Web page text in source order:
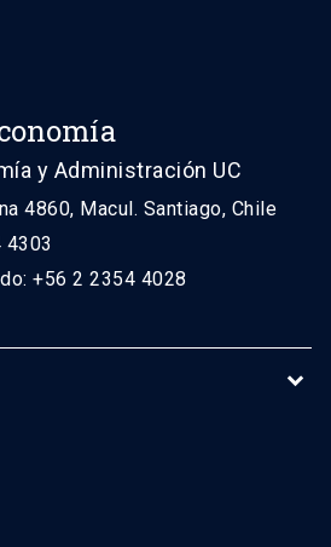
y Administración UC
4860, Macul. Santiago, Chile
4303
+56 2 2354 4028